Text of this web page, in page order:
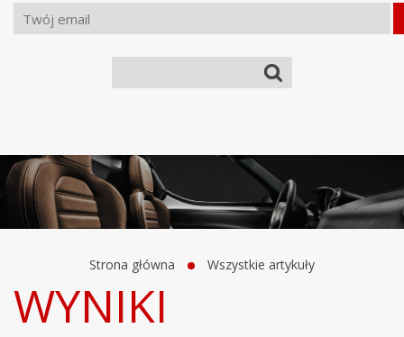
Strona główna Wszystkie artykuły
WYNIKI